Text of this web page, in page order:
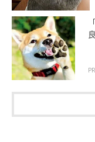
そんなことを人に言
とも思わない。ただ
えていて、意図して
っと向いてしまう。
家具の後ろから抜け
う。何かが足りない
されないことを知っ